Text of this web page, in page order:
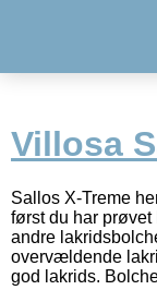
Villosa
Sallos X-Treme
først du har
andre
overvældende
god lakrids.